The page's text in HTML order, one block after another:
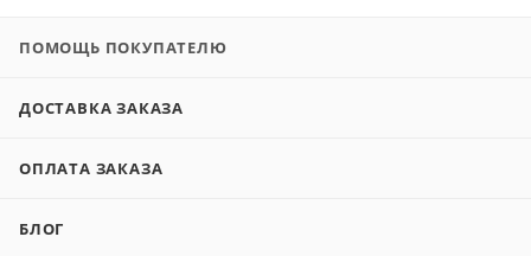
ПОМОЩЬ ПОКУПАТЕЛЮ
ДОСТАВКА ЗАКАЗА
ОПЛАТА ЗАКАЗА
БЛОГ